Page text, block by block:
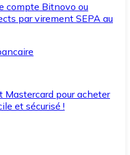
compte Bitnovo ou
par virement SEPA au
Mastercard pour acheter
et sécurisé !